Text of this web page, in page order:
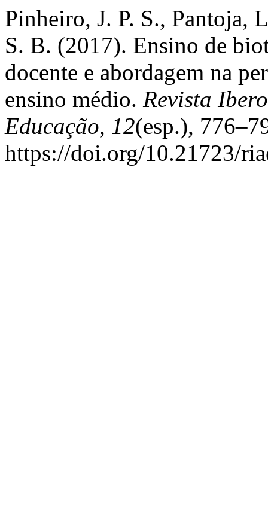
Pinheiro, J. P. S., Pantoja,
S. B. (2017). Ensino de
docente e abordagem na
ensino médio. Revista
Educação, 12(esp.),
https://doi.org/10.21723/